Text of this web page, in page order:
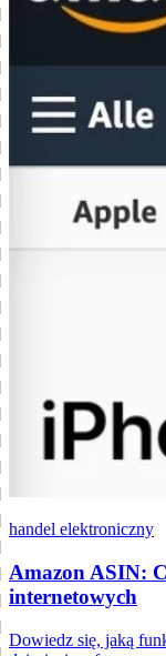
handel elektroniczny
Amazon ASIN:
internetowych
Dowiedz się, jaką